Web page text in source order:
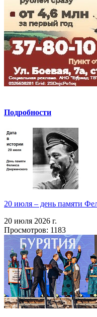
Подробности
20 июля – день памяти
20 июля 2026 г.
Просмотров: 1183